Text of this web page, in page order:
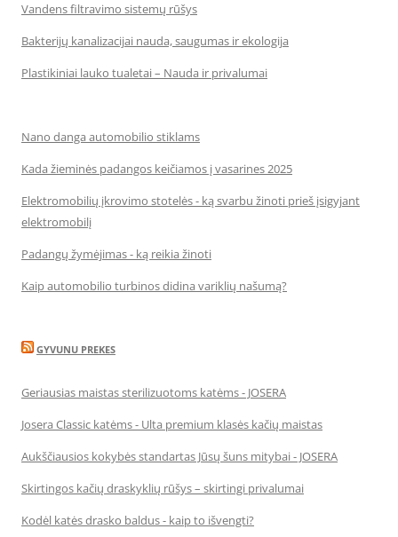
Vandens filtravimo sistemų rūšys
Bakterijų kanalizacijai nauda, saugumas ir ekologija
Plastikiniai lauko tualetai – Nauda ir privalumai
Nano danga automobilio stiklams
Kada žieminės padangos keičiamos į vasarines 2025
Elektromobilių įkrovimo stotelės - ką svarbu žinoti prieš įsigyjant
elektromobilį
Padangų žymėjimas - ką reikia žinoti
Kaip automobilio turbinos didina variklių našumą?
GYVUNU PREKES
Geriausias maistas sterilizuotoms katėms - JOSERA
Josera Classic katėms - Ulta premium klasės kačių maistas
Aukščiausios kokybės standartas Jūsų šuns mitybai - JOSERA
Skirtingos kačių draskyklių rūšys – skirtingi privalumai
Kodėl katės drasko baldus - kaip to išvengti?